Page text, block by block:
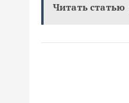
Читать статью